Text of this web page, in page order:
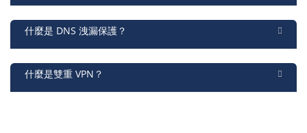
什麼是 DNS 洩漏保護？
什麼是雙重 VPN？